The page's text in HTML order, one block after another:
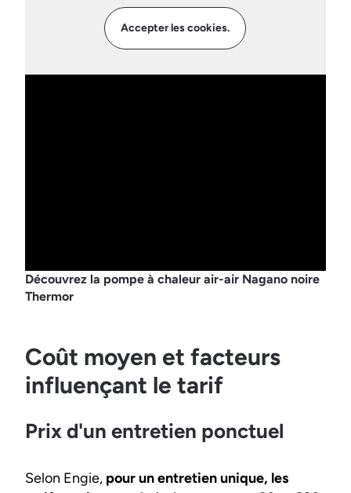
Accepter les cookies.
Découvrez la pompe à chaleur air-air Nagano noire
Thermor
Coût moyen et facteurs
influençant le tarif
Prix d'un entretien ponctuel
Selon Engie, pour un entretien unique, les